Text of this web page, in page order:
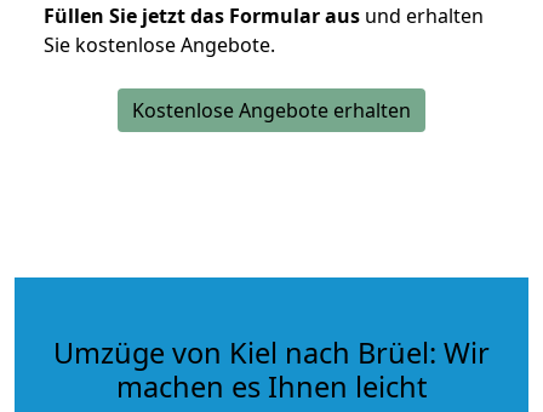
Füllen Sie jetzt das Formular aus und erhalten
Sie kostenlose Angebote.
Kostenlose Angebote erhalten
Umzüge von Kiel nach Brüel: Wir
machen es Ihnen leicht